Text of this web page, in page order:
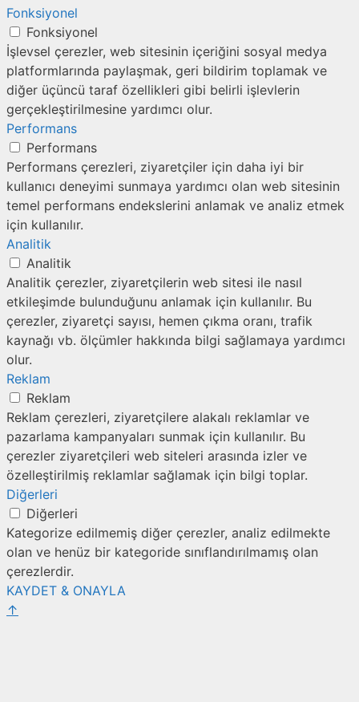
Fonksiyonel
Fonksiyonel
İşlevsel çerezler, web sitesinin içeriğini sosyal medya
platformlarında paylaşmak, geri bildirim toplamak ve
diğer üçüncü taraf özellikleri gibi belirli işlevlerin
gerçekleştirilmesine yardımcı olur.
Performans
Performans
Performans çerezleri, ziyaretçiler için daha iyi bir
kullanıcı deneyimi sunmaya yardımcı olan web sitesinin
temel performans endekslerini anlamak ve analiz etmek
için kullanılır.
Analitik
Analitik
Analitik çerezler, ziyaretçilerin web sitesi ile nasıl
etkileşimde bulunduğunu anlamak için kullanılır. Bu
çerezler, ziyaretçi sayısı, hemen çıkma oranı, trafik
kaynağı vb. ölçümler hakkında bilgi sağlamaya yardımcı
olur.
Reklam
Reklam
Reklam çerezleri, ziyaretçilere alakalı reklamlar ve
pazarlama kampanyaları sunmak için kullanılır. Bu
çerezler ziyaretçileri web siteleri arasında izler ve
özelleştirilmiş reklamlar sağlamak için bilgi toplar.
Diğerleri
Diğerleri
Kategorize edilmemiş diğer çerezler, analiz edilmekte
olan ve henüz bir kategoride sınıflandırılmamış olan
çerezlerdir.
KAYDET & ONAYLA
↑